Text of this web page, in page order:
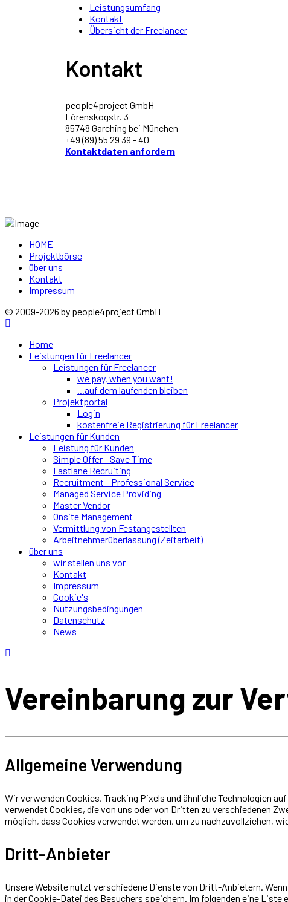
Leistungsumfang
Kontakt
Übersicht der Freelancer
Kontakt
people4project GmbH
Lörenskogstr. 3
85748 Garching bei München
+49 (89) 55 29 39 - 40
Kontaktdaten anfordern
HOME
Projektbörse
über uns
Kontakt
Impressum
© 2009-2026 by people4project GmbH
Home
Leistungen für Freelancer
Leistungen für Freelancer
we pay, when you want!
...auf dem laufenden bleiben
Projektportal
Login
kostenfreie Registrierung für Freelancer
Leistungen für Kunden
Leistung für Kunden
Simple Offer - Save Time
Fastlane Recruiting
Recruitment - Professional Service
Managed Service Providing
Master Vendor
Onsite Management
Vermittlung von Festangestellten
Arbeitnehmerüberlassung (Zeitarbeit)
über uns
wir stellen uns vor
Kontakt
Impressum
Cookie's
Nutzungsbedingungen
Datenschutz
News
Vereinbarung zur
Allgemeine Verwendung
Wir verwenden Cookies, Tracking Pixels und ähnliche Technologien
verwendet Cookies, die von uns oder von Dritten zu verschiedenen
möglich, dass Cookies verwendet werden, um zu nachzuvollziehen,
Dritt-Anbieter
Unsere Website nutzt verschiedene Dienste von Dritt-Anbietern.
in der Cookie-Datei des Besuchers speichern. Im folgenden eine